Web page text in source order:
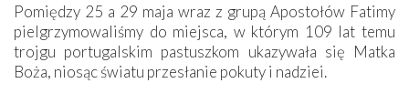
Pomiędzy 25 a 29 maja wraz z grupą Apostołów Fatimy
pielgrzymowaliśmy do miejsca, w którym 109 lat temu
trojgu portugalskim pastuszkom ukazywała się Matka
Boża, niosąc światu przesłanie pokuty i nadziei.